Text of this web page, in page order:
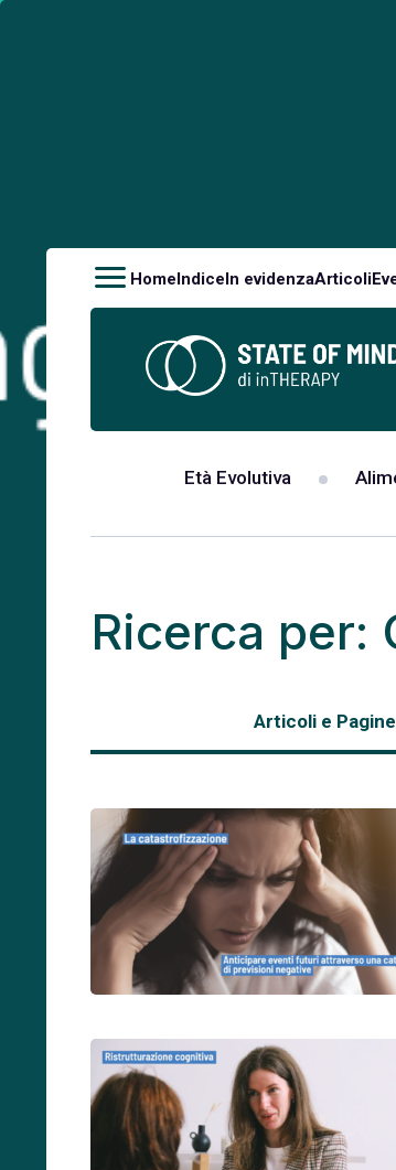
HomeIndiceIn evidenzaArticoli
Età Evolutiva
Ricerca per:
Articoli e Pagine